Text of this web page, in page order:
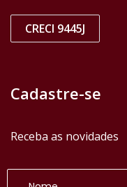
CRECI 9445J
Cadastre-se
Receba as novidades